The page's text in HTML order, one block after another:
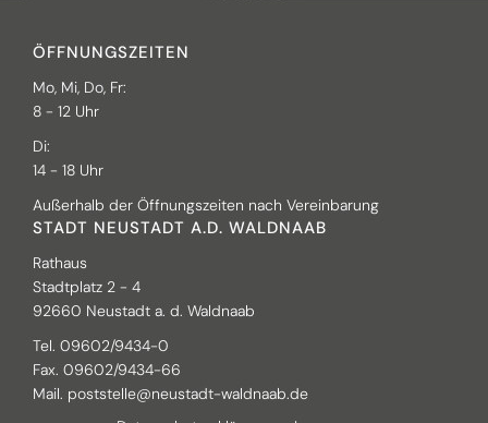
ÖFFNUNGSZEITEN
Mo, Mi, Do, Fr:
8 - 12 Uhr
Di:
14 - 18 Uhr
Außerhalb der Öffnungszeiten nach Vereinbarung
STADT NEUSTADT A.D. WALDNAAB
Rathaus
Stadtplatz 2 - 4
92660 Neustadt a. d. Waldnaab
Tel. 09602/9434-0
Fax. 09602/9434-66
Mail. poststelle@neustadt-waldnaab.de